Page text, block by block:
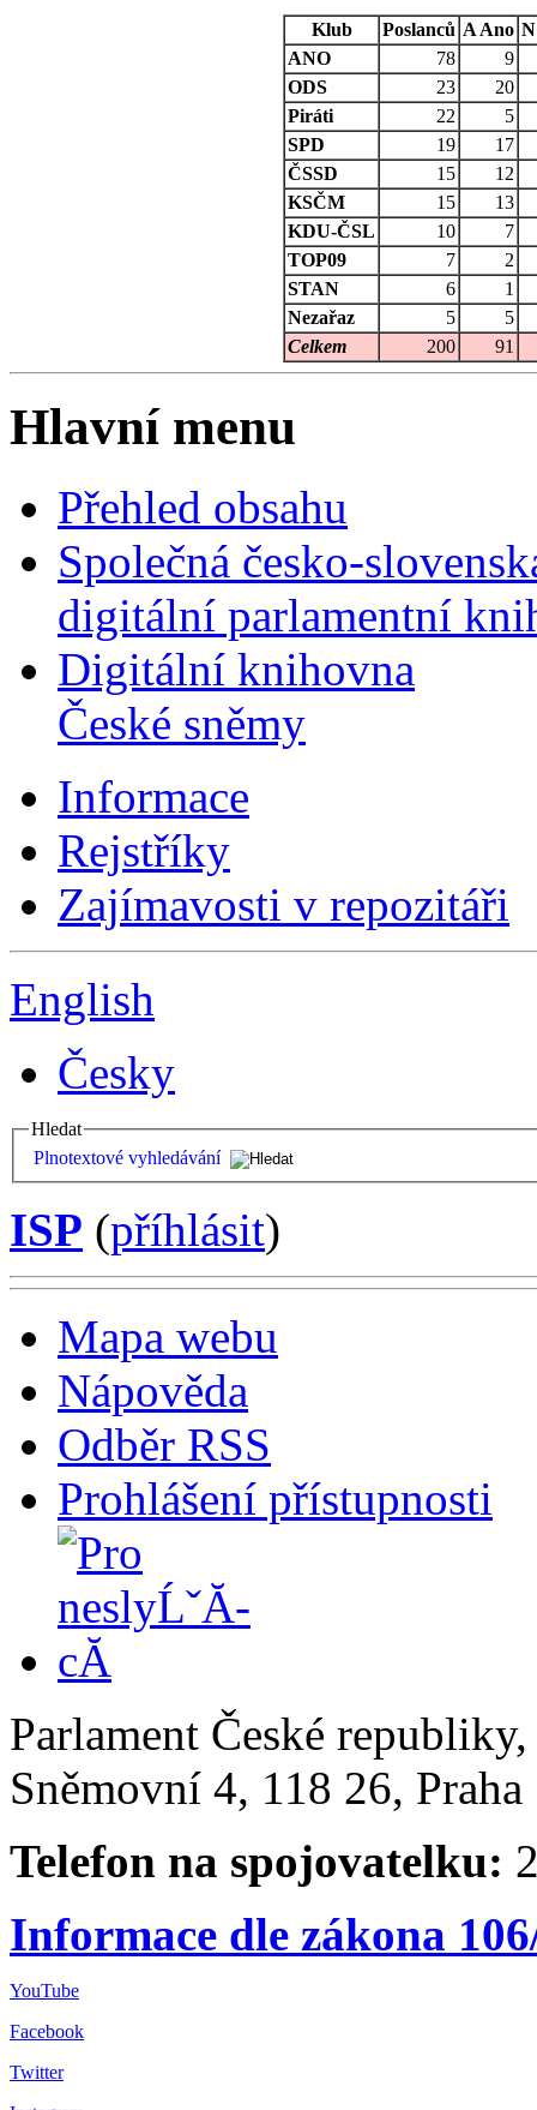
Klub Poslanců A Ano N
ANO
78
9
ODS
23
20
Piráti
22
5
SPD
19
17
ČSSD
15
12
KSČM
15
13
KDU-ČSL
10
7
TOP09
7
2
STAN
6
1
Nezařaz
5
5
Celkem
200 91
Hlavní menu
Přehled obsahu
Společná česko-
digitální parlamentní
Digitální knihovna
České sněmy
Informace
Rejstříky
Zajímavosti v repozitáři
English
Česky
Hledat
Plnotextové vyhledávání
ISP (příhlásit)
Mapa webu
Nápověda
Odběr RSS
Prohlášení přístupnosti
Parlament České
Sněmovní 4, 118 26,
Telefon na spojovatelku:
Informace dle zákona
YouTube
Facebook
Twitter